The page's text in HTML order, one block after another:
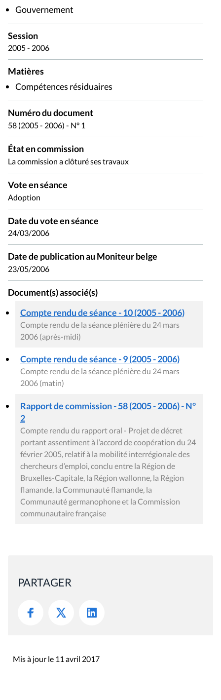
Gouvernement
Session
2005 - 2006
Matières
Compétences résiduaires
Numéro du document
58 (2005 - 2006) - N° 1
État en commission
La commission a clôturé ses travaux
Vote en séance
Adoption
Date du vote en séance
24/03/2006
Date de publication au Moniteur belge
23/05/2006
Document(s) associé(s)
Compte rendu de séance - 10 (2005 - 2006)
Compte rendu de la séance plénière du 24 mars
2006 (après-midi)
Compte rendu de séance - 9 (2005 - 2006)
Compte rendu de la séance plénière du 24 mars
2006 (matin)
Rapport de commission - 58 (2005 - 2006) - N°
2
Compte rendu du rapport oral - Projet de décret
portant assentiment à l’accord de coopération du 24
février 2005, relatif à la mobilité interrégionale des
chercheurs d’emploi, conclu entre la Région de
Bruxelles-Capitale, la Région wallonne, la Région
flamande, la Communauté flamande, la
Communauté germanophone et la Commission
communautaire française
PARTAGER
Mis à jour le 11 avril 2017